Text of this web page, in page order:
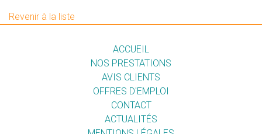
Revenir à la liste
ACCUEIL
NOS PRESTATIONS
AVIS CLIENTS
OFFRES D'EMPLOI
CONTACT
ACTUALITÉS